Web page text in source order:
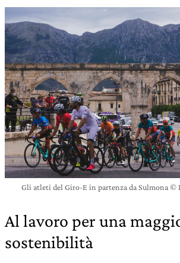
Gli atleti del Giro-E in partenza da Sulmona ©
Al lavoro per una
sostenibilità